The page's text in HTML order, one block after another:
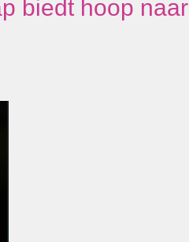
biedt hoop naar